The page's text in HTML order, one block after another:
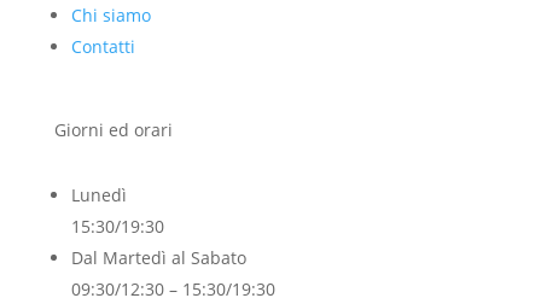
Chi siamo
Contatti
Giorni ed orari
Lunedì
15:30/19:30
Dal Martedì al Sabato
09:30/12:30 – 15:30/19:30